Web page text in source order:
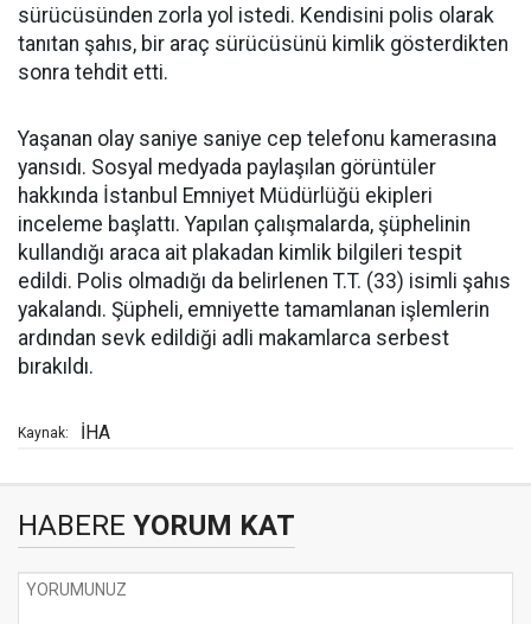
sürücüsünden zorla yol istedi. Kendisini polis olarak
tanıtan şahıs, bir araç sürücüsünü kimlik gösterdikten
sonra tehdit etti.
Yaşanan olay saniye saniye cep telefonu kamerasına
yansıdı. Sosyal medyada paylaşılan görüntüler
hakkında İstanbul Emniyet Müdürlüğü ekipleri
inceleme başlattı. Yapılan çalışmalarda, şüphelinin
kullandığı araca ait plakadan kimlik bilgileri tespit
edildi. Polis olmadığı da belirlenen T.T. (33) isimli şahıs
yakalandı. Şüpheli, emniyette tamamlanan işlemlerin
ardından sevk edildiği adli makamlarca serbest
bırakıldı.
Kaynak: İHA
HABERE YORUM KAT